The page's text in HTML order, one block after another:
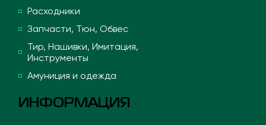
Расходники
Запчасти, Тюн, Обвес
Тир, Нашивки, Имитация,
Инструменты
Амуниция и одежда
ИНФОРМАЦИЯ